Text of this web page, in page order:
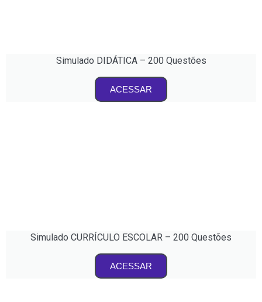
Simulado DIDÁTICA – 200 Questões
ACESSAR
Simulado CURRÍCULO ESCOLAR – 200 Questões
ACESSAR